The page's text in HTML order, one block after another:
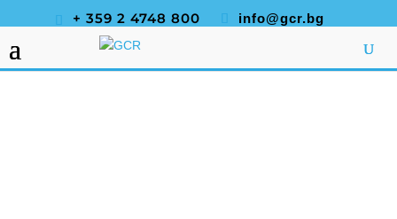
+ 359 2 4748 800 info@gcr.bg